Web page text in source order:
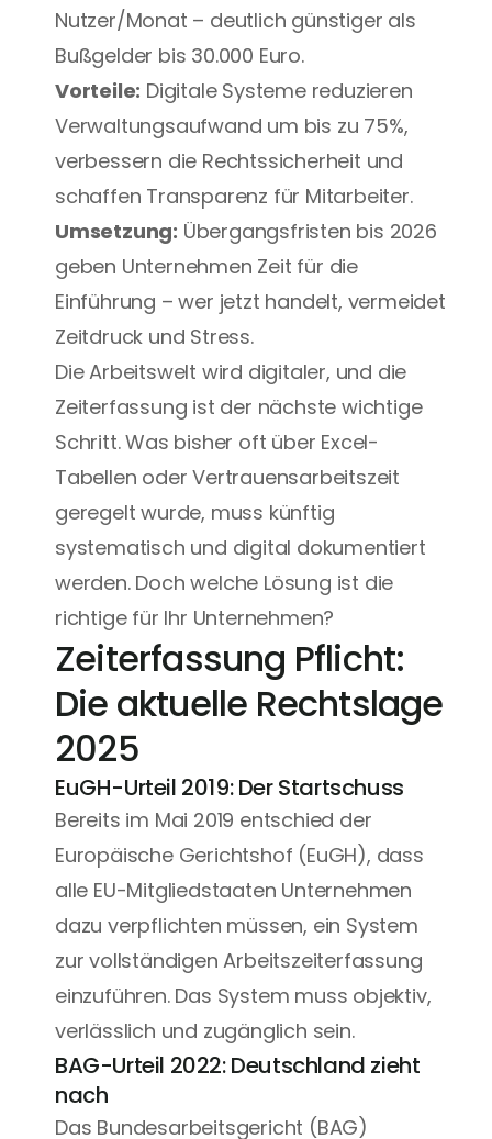
Nutzer/Monat – deutlich günstiger als
Bußgelder bis 30.000 Euro.
Vorteile: Digitale Systeme reduzieren
Verwaltungsaufwand um bis zu 75%,
verbessern die Rechtssicherheit und
schaffen Transparenz für Mitarbeiter.
Umsetzung: Übergangsfristen bis 2026
geben Unternehmen Zeit für die
Einführung – wer jetzt handelt, vermeidet
Zeitdruck und Stress.
Die Arbeitswelt wird digitaler, und die
Zeiterfassung ist der nächste wichtige
Schritt. Was bisher oft über Excel-
Tabellen oder Vertrauensarbeitszeit
geregelt wurde, muss künftig
systematisch und digital dokumentiert
werden. Doch welche Lösung ist die
richtige für Ihr Unternehmen?
Zeiterfassung Pflicht:
Die aktuelle Rechtslage
2025
EuGH-Urteil 2019: Der Startschuss
Bereits im Mai 2019 entschied der
Europäische Gerichtshof (EuGH), dass
alle EU-Mitgliedstaaten Unternehmen
dazu verpflichten müssen, ein System
zur vollständigen Arbeitszeiterfassung
einzuführen. Das System muss objektiv,
verlässlich und zugänglich sein.
BAG-Urteil 2022: Deutschland zieht
nach
Das Bundesarbeitsgericht (BAG)